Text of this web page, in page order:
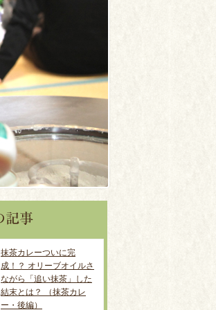
抹茶カレーついに完
成！？ オリーブオイルさ
ながら「追い抹茶」した
結末とは？ （抹茶カレ
ー・後編）